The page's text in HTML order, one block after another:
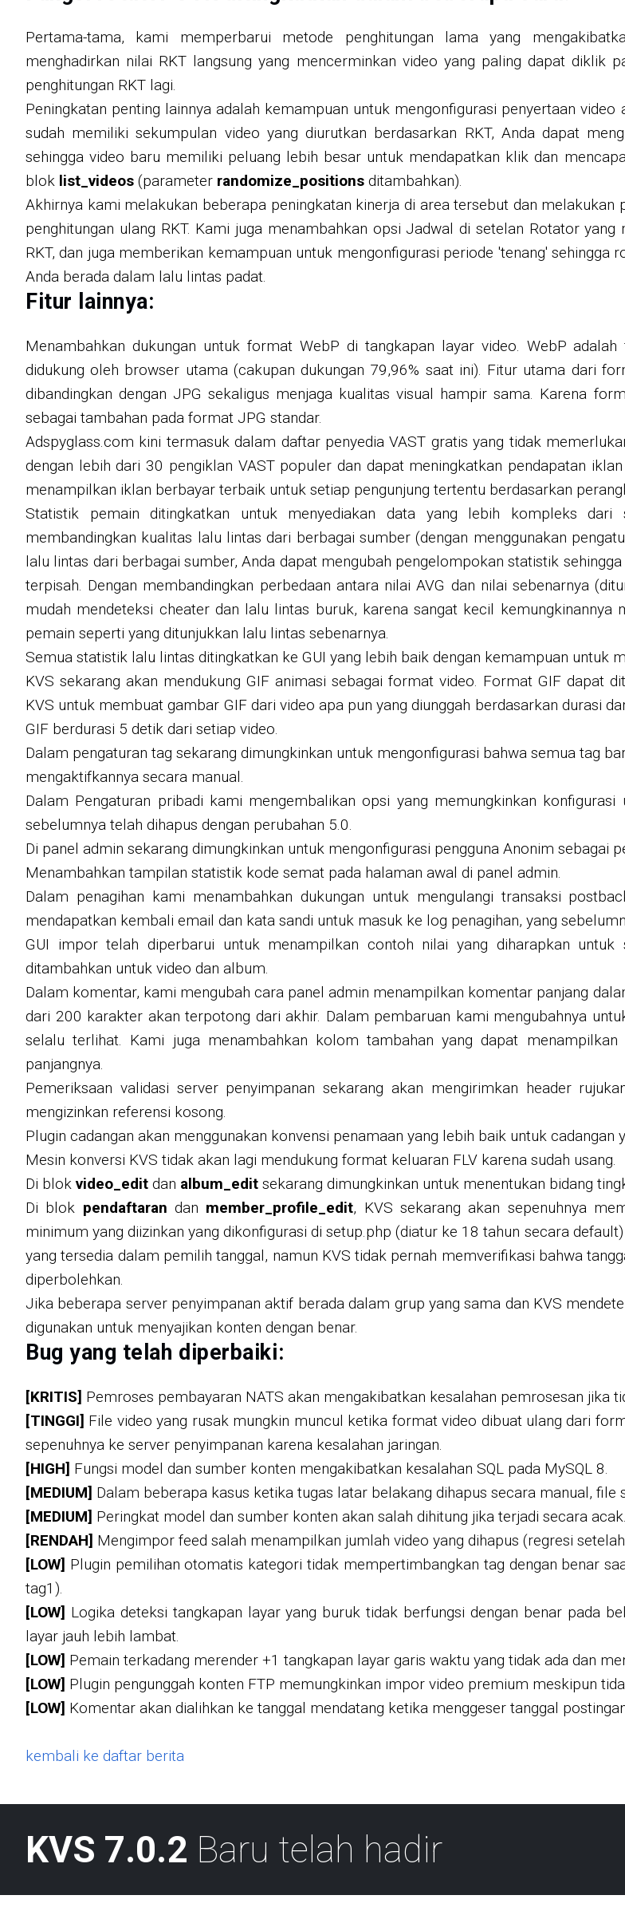
Pertama-tama, kami memperbarui metode penghitungan lama yang
menghadirkan nilai RKT langsung yang mencerminkan video yang paling dapat diklik
penghitungan RKT lagi.
Peningkatan penting lainnya adalah kemampuan untuk mengonfigurasi penyertaan
sudah memiliki sekumpulan video yang diurutkan berdasarkan RKT, Anda dapat
sehingga video baru memiliki peluang lebih besar untuk mendapatkan klik dan
blok list_videos (parameter randomize_positions ditambahkan).
Akhirnya kami melakukan beberapa peningkatan kinerja di area tersebut dan
penghitungan ulang RKT. Kami juga menambahkan opsi Jadwal di setelan Rotator
RKT, dan juga memberikan kemampuan untuk mengonfigurasi periode 'tenang'
Anda berada dalam lalu lintas padat.
Fitur lainnya:
Menambahkan dukungan untuk format WebP di tangkapan layar video. WebP
didukung oleh browser utama (cakupan dukungan 79,96% saat ini). Fitur utama dari
dibandingkan dengan JPG sekaligus menjaga kualitas visual hampir sama. Karena
sebagai tambahan pada format JPG standar.
Adspyglass.com kini termasuk dalam daftar penyedia VAST gratis yang tidak
dengan lebih dari 30 pengiklan VAST populer dan dapat meningkatkan pendapatan
menampilkan iklan berbayar terbaik untuk setiap pengunjung tertentu berdasarkan
Statistik pemain ditingkatkan untuk menyediakan data yang lebih kompleks dari
membandingkan kualitas lalu lintas dari berbagai sumber (dengan menggunakan
lalu lintas dari berbagai sumber, Anda dapat mengubah pengelompokan statistik
terpisah. Dengan membandingkan perbedaan antara nilai AVG dan nilai sebenarnya
mudah mendeteksi cheater dan lalu lintas buruk, karena sangat kecil
pemain seperti yang ditunjukkan lalu lintas sebenarnya.
Semua statistik lalu lintas ditingkatkan ke GUI yang lebih baik dengan kemampuan untuk
KVS sekarang akan mendukung GIF animasi sebagai format video. Format GIF dapat
KVS untuk membuat gambar GIF dari video apa pun yang diunggah berdasarkan durasi
GIF berdurasi 5 detik dari setiap video.
Dalam pengaturan tag sekarang dimungkinkan untuk mengonfigurasi bahwa semua tag
mengaktifkannya secara manual.
Dalam Pengaturan pribadi kami mengembalikan opsi yang memungkinkan
sebelumnya telah dihapus dengan perubahan 5.0.
Di panel admin sekarang dimungkinkan untuk mengonfigurasi pengguna Anonim sebagai
Menambahkan tampilan statistik kode semat pada halaman awal di panel admin.
Dalam penagihan kami menambahkan dukungan untuk mengulangi transaksi
mendapatkan kembali email dan kata sandi untuk masuk ke log penagihan, yang
GUI impor telah diperbarui untuk menampilkan contoh nilai yang diharapkan
ditambahkan untuk video dan album.
Dalam komentar, kami mengubah cara panel admin menampilkan komentar panjang
dari 200 karakter akan terpotong dari akhir. Dalam pembaruan kami mengubahnya
selalu terlihat. Kami juga menambahkan kolom tambahan yang dapat
panjangnya.
Pemeriksaan validasi server penyimpanan sekarang akan mengirimkan header
mengizinkan referensi kosong.
Plugin cadangan akan menggunakan konvensi penamaan yang lebih baik untuk cadangan
Mesin konversi KVS tidak akan lagi mendukung format keluaran FLV karena sudah usang.
Di blok video_edit dan album_edit sekarang dimungkinkan untuk menentukan bidang
Di blok pendaftaran dan member_profile_edit, KVS sekarang akan sepenuhnya
minimum yang diizinkan yang dikonfigurasi di setup.php (diatur ke 18 tahun secara
yang tersedia dalam pemilih tanggal, namun KVS tidak pernah memverifikasi bahwa
diperbolehkan.
Jika beberapa server penyimpanan aktif berada dalam grup yang sama dan KVS
digunakan untuk menyajikan konten dengan benar.
Bug yang telah diperbaiki:
[KRITIS] Pemroses pembayaran NATS akan mengakibatkan kesalahan pemrosesan jika
[TINGGI] File video yang rusak mungkin muncul ketika format video dibuat ulang dari
sepenuhnya ke server penyimpanan karena kesalahan jaringan.
[HIGH] Fungsi model dan sumber konten mengakibatkan kesalahan SQL pada MySQL 8.
[MEDIUM] Dalam beberapa kasus ketika tugas latar belakang dihapus secara manual, file
[MEDIUM] Peringkat model dan sumber konten akan salah dihitung jika terjadi secara acak.
[RENDAH] Mengimpor feed salah menampilkan jumlah video yang dihapus (regresi
[LOW] Plugin pemilihan otomatis kategori tidak mempertimbangkan tag dengan benar
tag1).
[LOW] Logika deteksi tangkapan layar yang buruk tidak berfungsi dengan benar pada
layar jauh lebih lambat.
[LOW] Pemain terkadang merender +1 tangkapan layar garis waktu yang tidak ada dan
[LOW] Plugin pengunggah konten FTP memungkinkan impor video premium meskipun
[LOW] Komentar akan dialihkan ke tanggal mendatang ketika menggeser tanggal
kembali ke daftar berita
KVS 7.0.2 Baru telah hadir